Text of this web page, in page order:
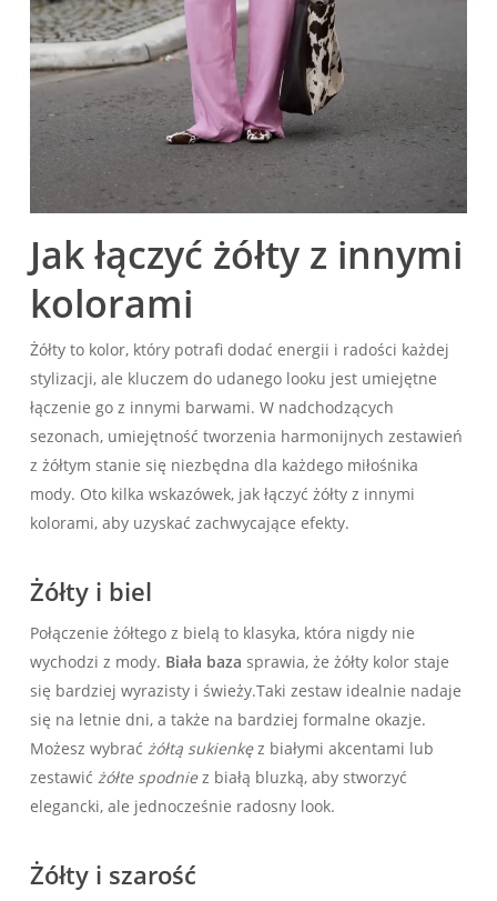
Jak łączyć żółty z innymi
kolorami
Żółty to kolor, który potrafi dodać⁣ energii i radości każdej
stylizacji, ale kluczem do udanego looku jest umiejętne
łączenie go ‌z innymi barwami. W ⁣nadchodzących
sezonach, umiejętność tworzenia‌ harmonijnych zestawień
z żółtym stanie się niezbędna dla ⁤każdego miłośnika
mody. Oto kilka wskazówek, jak łączyć żółty z innymi
kolorami, aby‌ uzyskać zachwycające efekty.
Żółty i biel
Połączenie żółtego⁣ z bielą to klasyka, która nigdy nie⁣
wychodzi z mody. Biała baza sprawia, że⁤ żółty kolor staje
się bardziej wyrazisty i świeży.Taki ⁣zestaw idealnie nadaje
się na⁣ letnie dni, a także na bardziej formalne‍ okazje.
Możesz wybrać żółtą sukienkęz białymi akcentami lub
zestawić żółte spodniez białą bluzką, aby stworzyć
elegancki, ale jednocześnie radosny look.
Żółty i szarość